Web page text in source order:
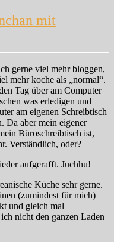
Erdnussbutter-
Cookies
mit
gerne viel mehr bloggen,
mehr koche als „normal“.
Tag über am Computer
was erledigen und
am eigenen Schreibtisch
Da aber mein eigener
Büroschreibtisch ist,
Verständlich, oder?
aufgerafft. Juchhu!
Küche sehr gerne.
(zumindest für mich)
und gleich mal
nicht den ganzen Laden